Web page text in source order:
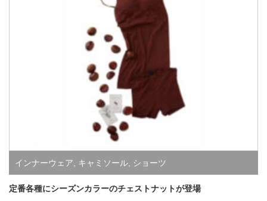
インナーウェア キャミソール ショーツ
定番各種にシーズンカラーのチェストナットが登場